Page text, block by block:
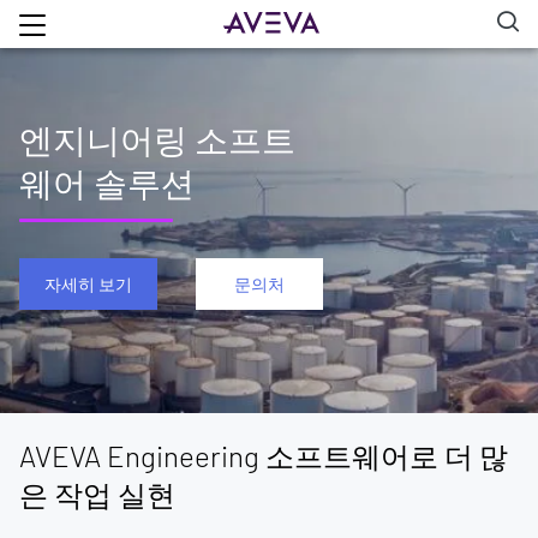
엔지니어링 소프트
웨어 솔루션
자세히 보기 문의처
AVEVA Engineering 소프트웨어로 더 많
은 작업 실현